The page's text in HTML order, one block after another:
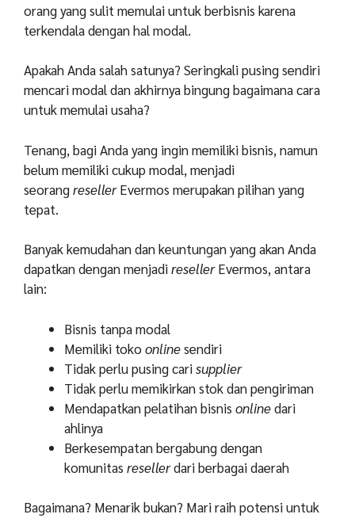
orang yang sulit memulai untuk berbisnis karena
terkendala dengan hal modal.
Apakah Anda salah satunya? Seringkali pusing sendiri
mencari modal dan akhirnya bingung bagaimana cara
untuk memulai usaha?
Tenang, bagi Anda yang ingin memiliki bisnis, namun
belum memiliki cukup modal, menjadi
seorangresellerEvermos merupakan pilihan yang
tepat.
Banyak kemudahan dan keuntungan yang akan Anda
dapatkan dengan menjadiresellerEvermos, antara
lain:
Bisnis tanpa modal
Memiliki tokoonlinesendiri
Tidak perlu pusing carisupplier
Tidak perlu memikirkan stok dan pengiriman
Mendapatkan pelatihan bisnis onlinedari
ahlinya
Berkesempatan bergabung dengan
komunitas resellerdari berbagai daerah
Bagaimana? Menarik bukan? Mari raih potensi untuk